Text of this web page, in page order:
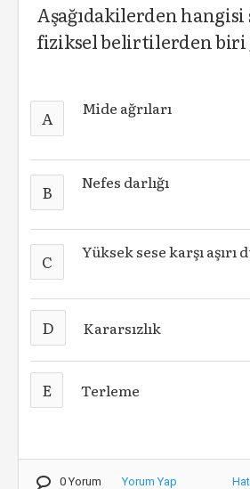
Aşağıdakilerden
fiziksel belirtilerden biri
A Mide ağrıları
B Nefes darlığı
C Yüksek sese karşı aşırı
D Kararsızlık
E Terleme
0 Yorum Yorum Yap